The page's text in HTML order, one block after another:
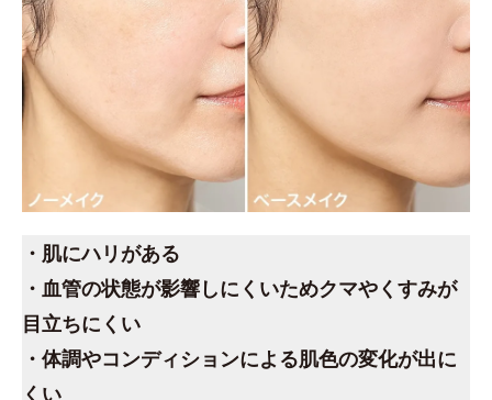
・肌にハリがある
・血管の状態が影響しにくいためクマやくすみが
目立ちにくい
・体調やコンディションによる肌色の変化が出に
くい